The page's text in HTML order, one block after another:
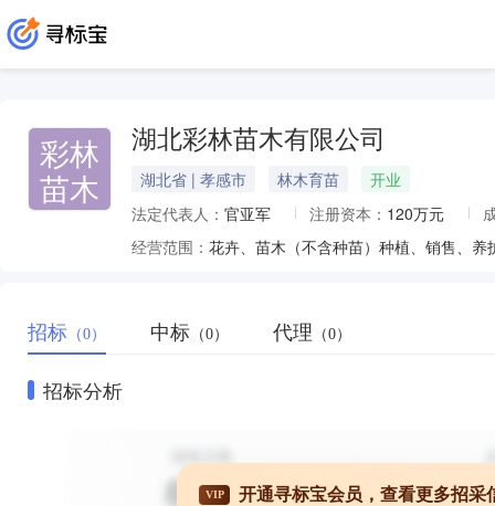
彩林
苗木
湖北彩林苗木有限公司
湖北省 | 孝感市 林木育苗
开业
法定代表人： 官亚军 注册资本： 120万元
经营范围：
招标 （0） 中标 （0） 代理 （0）
招标分析
VIP 开通寻标宝会员，查看更多招采